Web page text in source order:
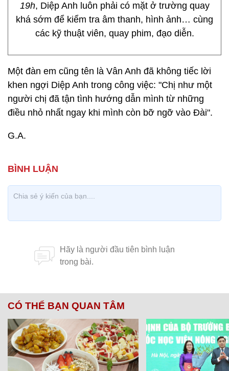
19h, Diệp Anh luôn phải có mặt ở trường quay
khá sớm để kiểm tra âm thanh, hình ảnh… cùng
các kỹ thuật viên, quay phim, đạo diễn.
Một đàn em cũng tên là Vân Anh đã không tiếc lời
khen ngợi Diệp Anh trong công việc: "Chị như một
người chị đã tận tình hướng dẫn mình từ những
điều nhỏ nhất ngay khi mình còn bỡ ngỡ vào Đài".
G.A.
CÓ THỂ BẠN QUAN TÂM